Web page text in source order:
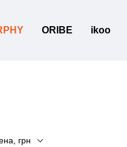
ORIBE ikoo
грн